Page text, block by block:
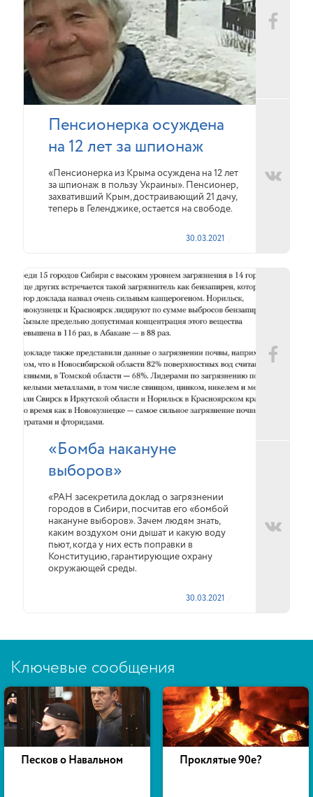
Пенсионерка осуждена
на 12 лет за шпионаж
«Пенсионерка из Крыма осуждена на 12 лет
за шпионаж в пользу Украины». Пенсионер,
захвативший Крым, достраивающий 21 дачу,
теперь в Геленджике, остается на свободе.
30.03.2021
«Бомба накануне
выборов»
«РАН засекретила доклад о загрязнении
городов в Сибири, посчитав его «бомбой
накануне выборов». Зачем людям знать,
каким воздухом они дышат и какую воду
пьют, когда у них есть поправки в
Конституцию, гарантирующие охрану
окружающей среды.
30.03.2021
Ключевые сообщения
Песков о Навальном Проклятые 90е?